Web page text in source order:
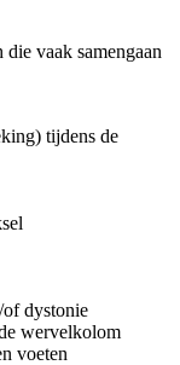
vaak samengaan
tijdens de
of dystonie
wervelkolom
voeten